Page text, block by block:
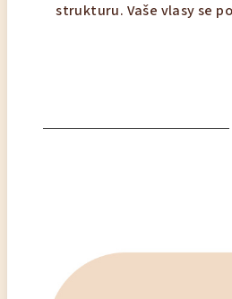
strukturu. Vaše vlasy se